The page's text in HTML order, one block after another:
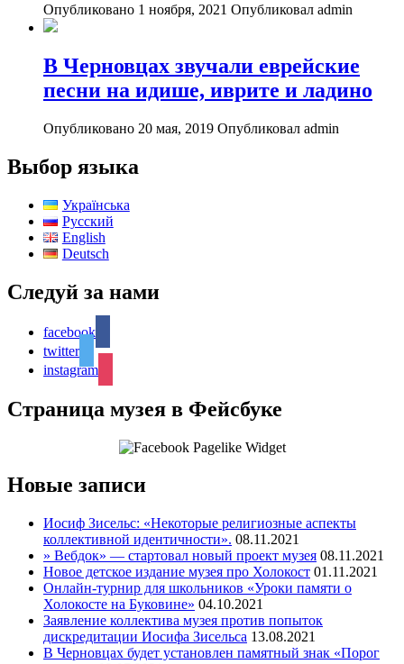
Опубликовано 1 ноября, 2021 Опубликовал admin
В Черновцах звучали еврейские
песни на идише, иврите и ладино
Опубликовано 20 мая, 2019 Опубликовал admin
Выбор языка
Українська
Русский
English
Deutsch
Следуй за нами
facebook
twitter
instagram
Страница музея в Фейсбуке
Новые записи
Иосиф Зисельс: «Некоторые религиозные аспекты
коллективной идентичности». 08.11.2021
» Вебдок» — стартовал новый проект музея 08.11.2021
Новое детское издание музея про Холокост 01.11.2021
Онлайн-турнир для школьников «Уроки памяти о
Холокосте на Буковине» 04.10.2021
Заявление коллектива музея против попыток
дискредитации Иосифа Зисельса 13.08.2021
В Черновцах будет установлен памятный знак «Порог